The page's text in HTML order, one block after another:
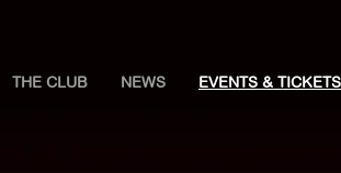
THE CLUB NEWS EVENTS & TICKETS